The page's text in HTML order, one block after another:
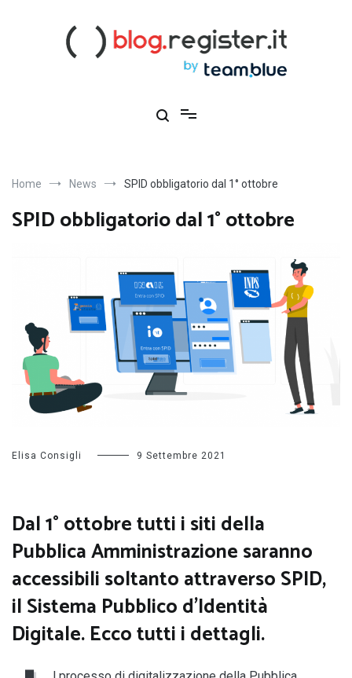
Home News SPID obbligatorio dal 1° ottobre
SPID obbligatorio dal 1° ottobre
Elisa Consigli 9 Settembre 2021
Dal 1° ottobre tutti i siti della
Pubblica Amministrazione saranno
accessibili soltanto attraverso SPID,
il Sistema Pubblico d’Identità
Digitale. Ecco tutti i dettagli.